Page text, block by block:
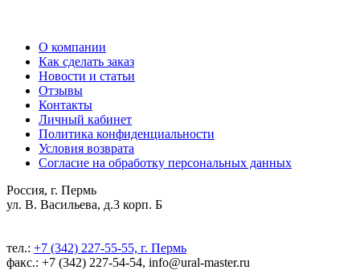
О компании
Как сделать заказ
Новости и статьи
Отзывы
Контакты
Личный кабинет
Политика конфиденциальности
Условия возврата
Согласие на обработку персональных данных
Россия, г. Пермь
ул. В. Васильева, д.3 корп. Б
тел.: +7 (342) 227-55-55, г. Пермь
факс.: +7 (342) 227-54-54, info@ural-master.ru